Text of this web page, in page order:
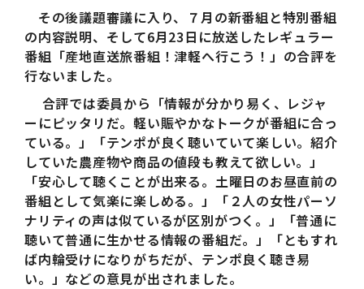
その後議題審議に入り、７月の新番組と特別番組
の内容説明、そして6月23日に放送したレギュラー
番組「産地直送旅番組！津軽へ行こう！」の合評を
行ないました。
合評では委員から「情報が分かり易く、レジャ
ーにピッタリだ。軽い賑やかなトークが番組に合っ
ている。」「テンポが良く聴いていて楽しい。紹介
していた農産物や商品の値段も教えて欲しい。」
「安心して聴くことが出来る。土曜日のお昼直前の
番組として気楽に楽しめる。」「２人の女性パーソ
ナリティの声は似ているが区別がつく。」「普通に
聴いて普通に生かせる情報の番組だ。」「ともすれ
ば内輪受けになりがちだが、テンポ良く聴き易
い。」などの意見が出されました。